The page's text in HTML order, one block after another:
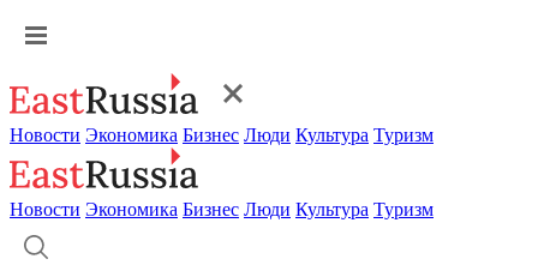
Новости Экономика Бизнес Люди Культура Туризм
Новости Экономика Бизнес Люди Культура Туризм